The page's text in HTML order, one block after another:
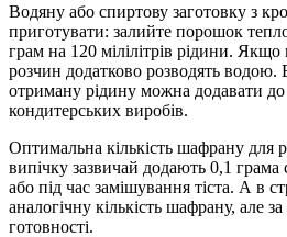
Водяну або спиртову заготовку з
приготувати: залийте порошок
грам на 120 мілілітрів рідини.
розчин додатково розводять
отриману рідину можна додавати
кондитерських виробів.
Оптимальна кількість шафрану для
випічку зазвичай додають 0,1 грама
або під час замішування тіста. А в
аналогічну кількість шафрану, але
готовності.